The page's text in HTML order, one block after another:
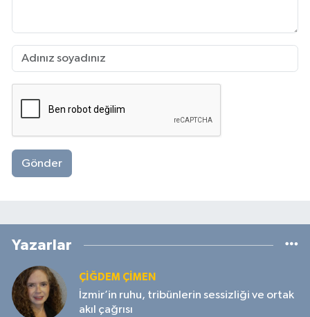
Gönder
Yazarlar
ÇIĞDEM ÇIMEN
İzmir’in ruhu, tribünlerin sessizliği ve ortak
akıl çağrısı